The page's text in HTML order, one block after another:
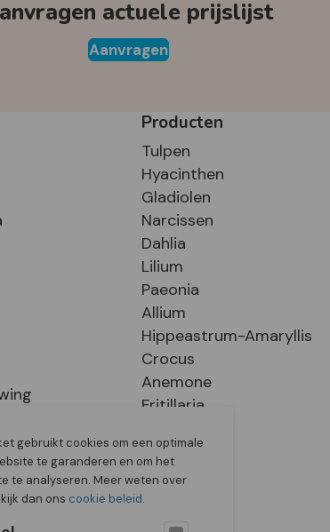
actuele prijslijst
Aanvragen
Producten
Tulpen
Hyacinthen
Gladiolen
Narcissen
Dahlia
Lilium
Paeonia
Allium
Hippeastrum-Amaryllis
Crocus
Anemone
Fritillaria
gebruikt cookies om een optimale
te garanderen en om het
te analyseren. Meer weten over
dan ons cookie beleid.